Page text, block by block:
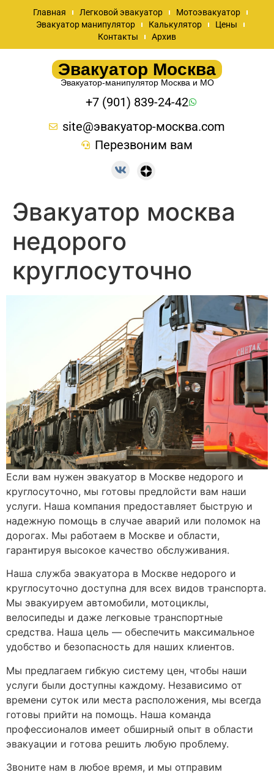
Главная Легковой эвакуатор
Мотоэвакуатор
Эвакуатор манипулятор
Калькулятор
Цены
Контакты
Архив
Эвакуатор Москва
Эвакуатор-манипулятор Москва и МО
+7 (901) 839-24-42
site@эвакуатор-москва.com
Перезвоним вам
Эвакуатор москва
недорого
круглосуточно
Если вам нужен эвакуатор в Москве недорого и
круглосуточно, мы готовы предлойсти вам наши
услуги. Наша компания предоставляет быструю и
надежную помощь в случае аварий или поломок на
дорогах. Мы работаем в Москве и области,
гарантируя высокое качество обслуживания.
Наша служба эвакуатора в Москве недорого и
круглосуточно доступна для всех видов транспорта.
Мы эвакуируем автомобили, мотоциклы,
велосипеды и даже легковые транспортные
средства. Наша цель — обеспечить максимальное
удобство и безопасность для наших клиентов.
Мы предлагаем гибкую систему цен, чтобы наши
услуги были доступны каждому. Независимо от
времени суток или места расположения, мы всегда
готовы прийти на помощь. Наша команда
профессионалов имеет обширный опыт в области
эвакуации и готова решить любую проблему.
Звоните нам в любое время, и мы отправим